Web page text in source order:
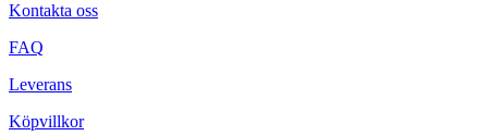
Kontakta oss
FAQ
Leverans
Köpvillkor